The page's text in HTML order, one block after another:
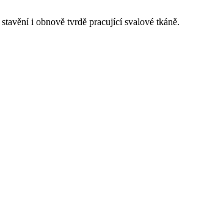
i obnově tvrdě pracující svalové tkáně.